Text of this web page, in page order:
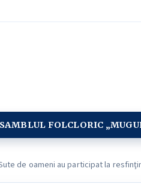
FOLCLORIC
de oameni au participat la